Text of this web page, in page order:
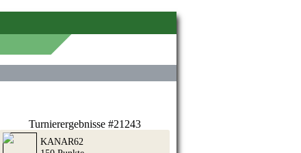
Turnierergebnisse #21243
KANAR62